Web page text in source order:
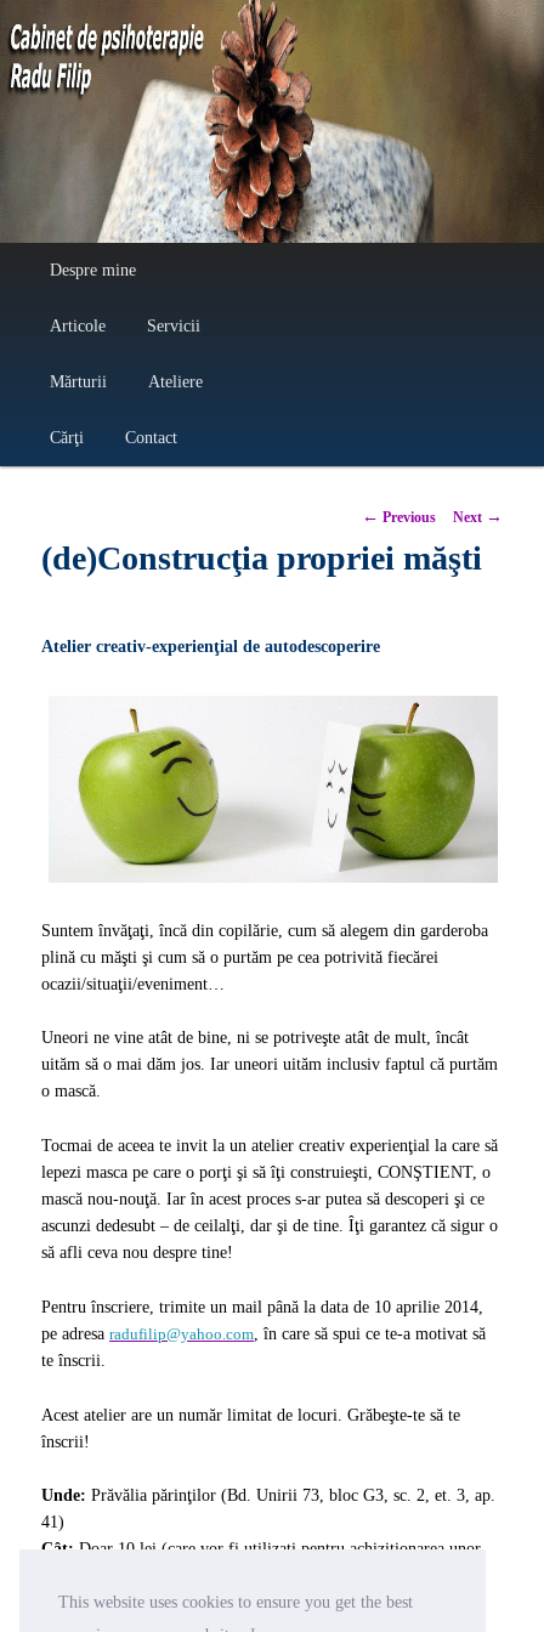
This website uses cookies to ensure you get the best
Cabinet de psihoterapie Radu Filip
Skip to primary content
Skip to secondary content
Despre mine
Articole Servicii
Mărturii Ateliere
Cărţi Contact
Post navigation
← Previous Next →
(de)Construcţia propriei măşti
Atelier creativ-experienţial de autodescoperire
Suntem învăţaţi, încă din copilărie, cum să alegem din garderoba
plină cu măşti şi cum să o purtăm pe cea potrivită fiecărei
ocazii/situaţii/eveniment…
Uneori ne vine atât de bine, ni se potriveşte atât de mult, încât
uităm să o mai dăm jos. Iar uneori uităm inclusiv faptul că purtăm
o mască.
Tocmai de aceea te invit la un atelier creativ experienţial la care să
lepezi masca pe care o porţi şi să îţi construieşti, CONŞTIENT, o
mască nou-nouţă. Iar în acest proces s-ar putea să descoperi şi ce
ascunzi dedesubt – de ceilalţi, dar şi de tine. Îţi garantez că sigur o
să afli ceva nou despre tine!
Pentru înscriere, trimite un mail până la data de 10 aprilie 2014,
pe adresaradufilip@yahoo.com , în care să spui ce te-a motivat să
te înscrii.
Acest atelier are un număr limitat de locuri. Grăbeşte-te să te
înscrii!
Unde: Prăvălia părinţilor (Bd. Unirii 73, bloc G3, sc. 2, et. 3, ap.
41)
Cât: Doar 10 lei (care vor fi utilizaţi pentru achiziţionarea unor
Când:Sâmbătă, 12 aprilie 2014, 11:00-14:00